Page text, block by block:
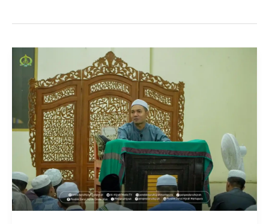
keutamaan
mengkaji
al
quran
–
kuliah
subuh
tentang
keutamaan
mengkaji
al